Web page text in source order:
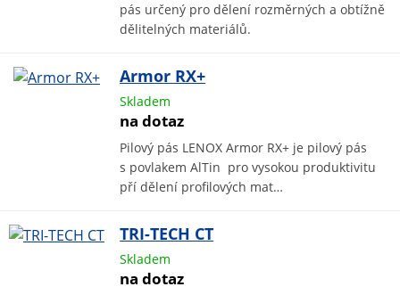
pás určený pro dělení rozměrných a obtížně
dělitelných materiálů.
Armor RX+
Skladem
na dotaz
Pilový pás LENOX Armor RX+ je pilový pás
s povlakem AlTin pro vysokou produktivitu
pří dělení profilových mat…
TRI-TECH CT
Skladem
na dotaz